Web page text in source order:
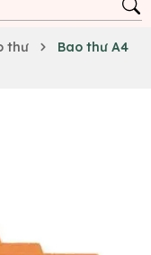
thư
Bao thư A4